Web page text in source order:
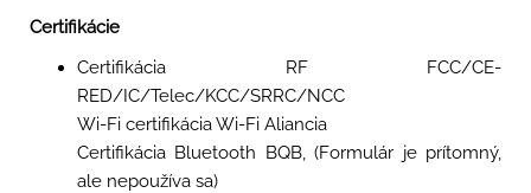
Certifikácie
Certifikácia RF FCC/CE-
RED/IC/Telec/KCC/SRRC/NCC
Wi-Fi certifikácia Wi-Fi Aliancia
Certifikácia Bluetooth BQB, (Formulár je prítomný,
ale nepoužíva sa)